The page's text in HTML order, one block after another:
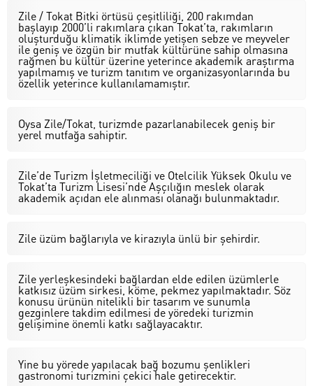
Zile / Tokat Bitki örtüsü çeşitliliği, 200 rakımdan
başlayıp 2000’li rakımlara çıkan Tokat’ta, rakımların
oluşturduğu klimatik iklimde yetişen sebze ve meyveler
ile geniş ve özgün bir mutfak kültürüne sahip olmasına
rağmen bu kültür üzerine yeterince akademik araştırma
yapılmamış ve turizm tanıtım ve organizasyonlarında bu
özellik yeterince kullanılamamıştır.
Oysa Zile/Tokat, turizmde pazarlanabilecek geniş bir
yerel mutfağa sahiptir.
Zile’de Turizm İşletmeciliği ve Otelcilik Yüksek Okulu ve
Tokat’ta Turizm Lisesi’nde Aşçılığın meslek olarak
akademik açıdan ele alınması olanağı bulunmaktadır.
Zile üzüm bağlarıyla ve kirazıyla ünlü bir şehirdir.
Zile yerleşkesindeki bağlardan elde edilen üzümlerle
katkısız üzüm sirkesi, köme, pekmez yapılmaktadır. Söz
konusu ürünün nitelikli bir tasarım ve sunumla
gezginlere takdim edilmesi de yöredeki turizmin
gelişimine önemli katkı sağlayacaktır.
Yine bu yörede yapılacak bağ bozumu şenlikleri
gastronomi turizmini çekici hale getirecektir.